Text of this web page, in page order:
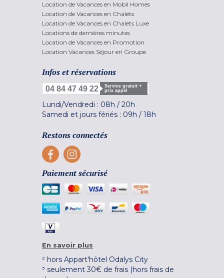
Location de Vacances en Mobil Homes
Location de Vacances en Chalets
Location de Vacances en Chalets Luxe
Locations de dernières minutes
Location de Vacances en Promotion
Location Vacances Séjour en Groupe
Infos et réservations
04 84 47 49 22
Service gratuit +
prix appel
Lundi/Vendredi : 08h / 20h
Samedi et jours fériés : 09h / 18h
Restons connectés
Paiement sécurisé
En savoir plus
² hors Appart'hôtel Odalys City
³ seulement 30€ de frais (hors frais de